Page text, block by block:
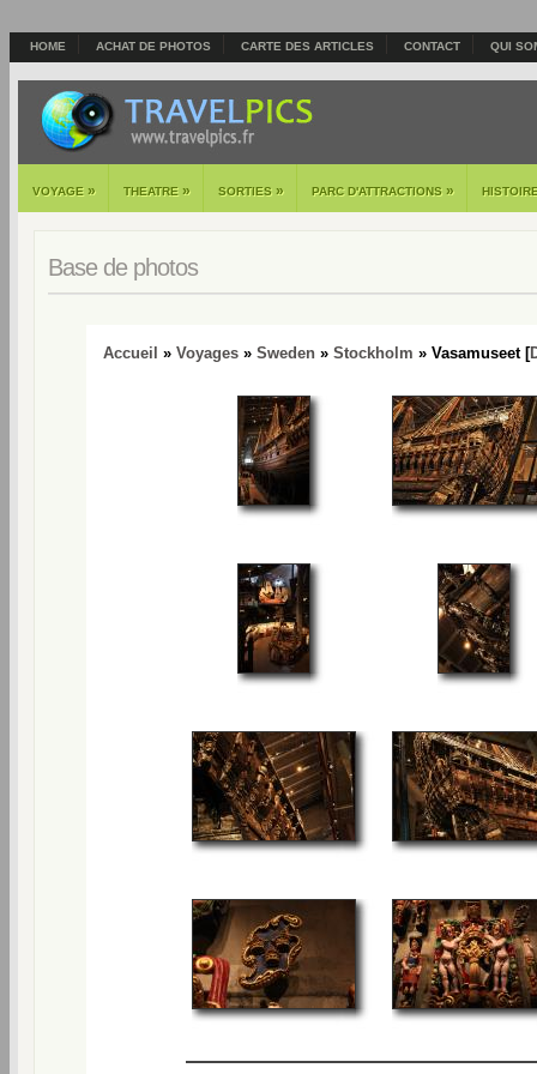
HOME ACHAT DE PHOTOS CARTE DES ARTICLES CONTACT QUI
VOYAGE » THEATRE » SORTIES » PARC D'ATTRACTIONS »
Base de photos
Accueil » Voyages » Sweden » Stockholm » Vasamuseet [